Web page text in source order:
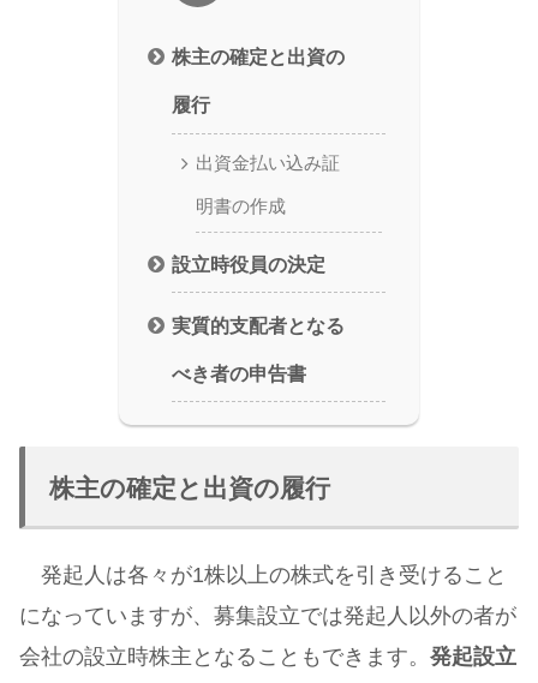
株主の確定と出資の
履行
出資金払い込み証
明書の作成
設立時役員の決定
実質的支配者となる
べき者の申告書
株主の確定と出資の履行
発起人は各々が1株以上の株式を引き受けること
になっていますが、募集設立では発起人以外の者が
会社の設立時株主となることもできます。 発起設立